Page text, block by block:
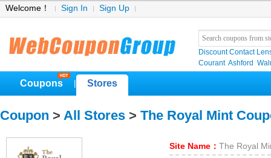
Welcome！ Sign In Sign Up
Discount Contact
Courant Ashford
Coupons Stores
Coupon > All Stores > The Royal Mint
Site Name： The Royal